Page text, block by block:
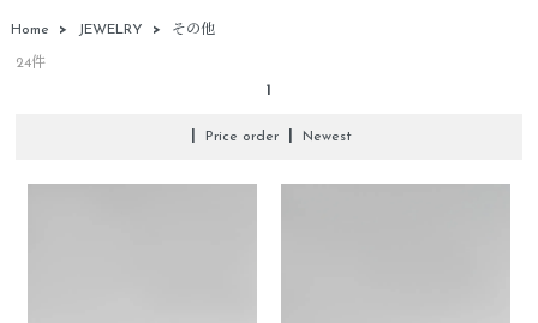
Home > JEWELRY > その他
24件
1
Price order Newest